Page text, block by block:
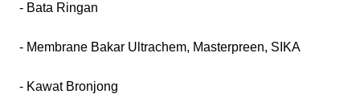
- Bata Ringan
- Membrane Bakar Ultrachem, Masterpreen, SIKA
- Kawat Bronjong